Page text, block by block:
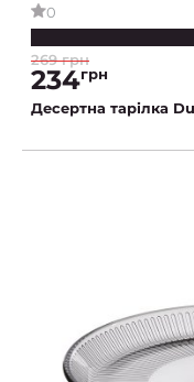
0
269 грн
234грн
Десертна тарілка